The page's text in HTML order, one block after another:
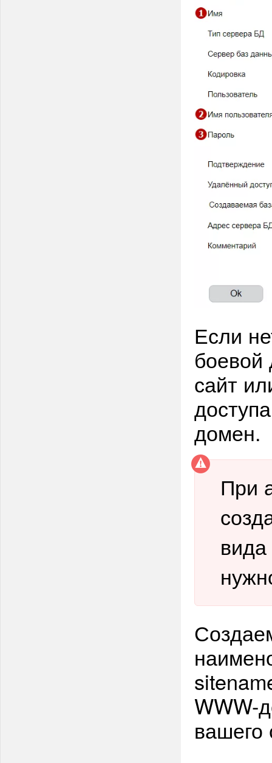
Если
сайт
домен.
При
WWW-
вашего